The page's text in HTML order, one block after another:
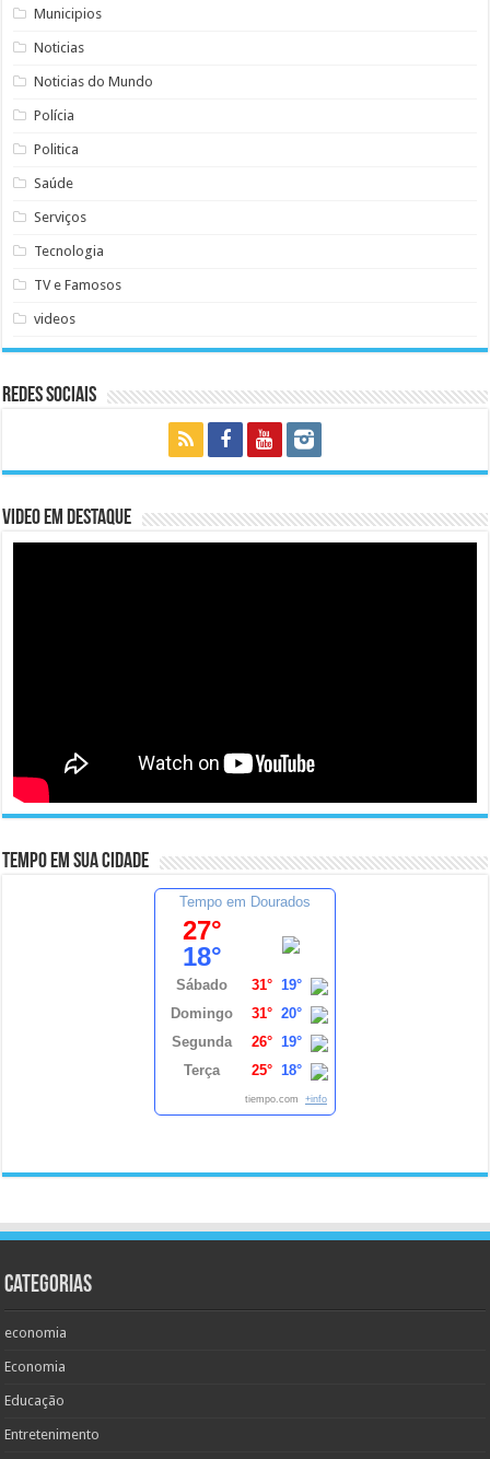
Municipios
Noticias
Noticias do Mundo
Polícia
Politica
Saúde
Serviços
Tecnologia
TV e Famosos
videos
Redes Sociais
Video em Destaque
Tempo em sua cidade
Tempo em Dourados
27°
18°
Sábado 31° 19°
Domingo
31° 20°
Segunda
26° 19°
Terça
25° 18°
tiempo.com +info
Categorias
economia
Economia
Educação
Entretenimento